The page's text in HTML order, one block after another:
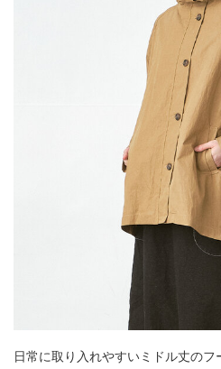
日常に取り入れやすいミドル丈のフ